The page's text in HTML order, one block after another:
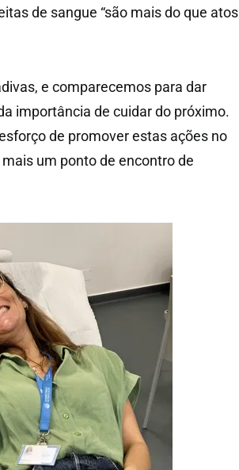
de sangue “são mais do que atos
e comparecemos para dar
importância de cuidar do próximo.
de promover estas ações no
um ponto de encontro de